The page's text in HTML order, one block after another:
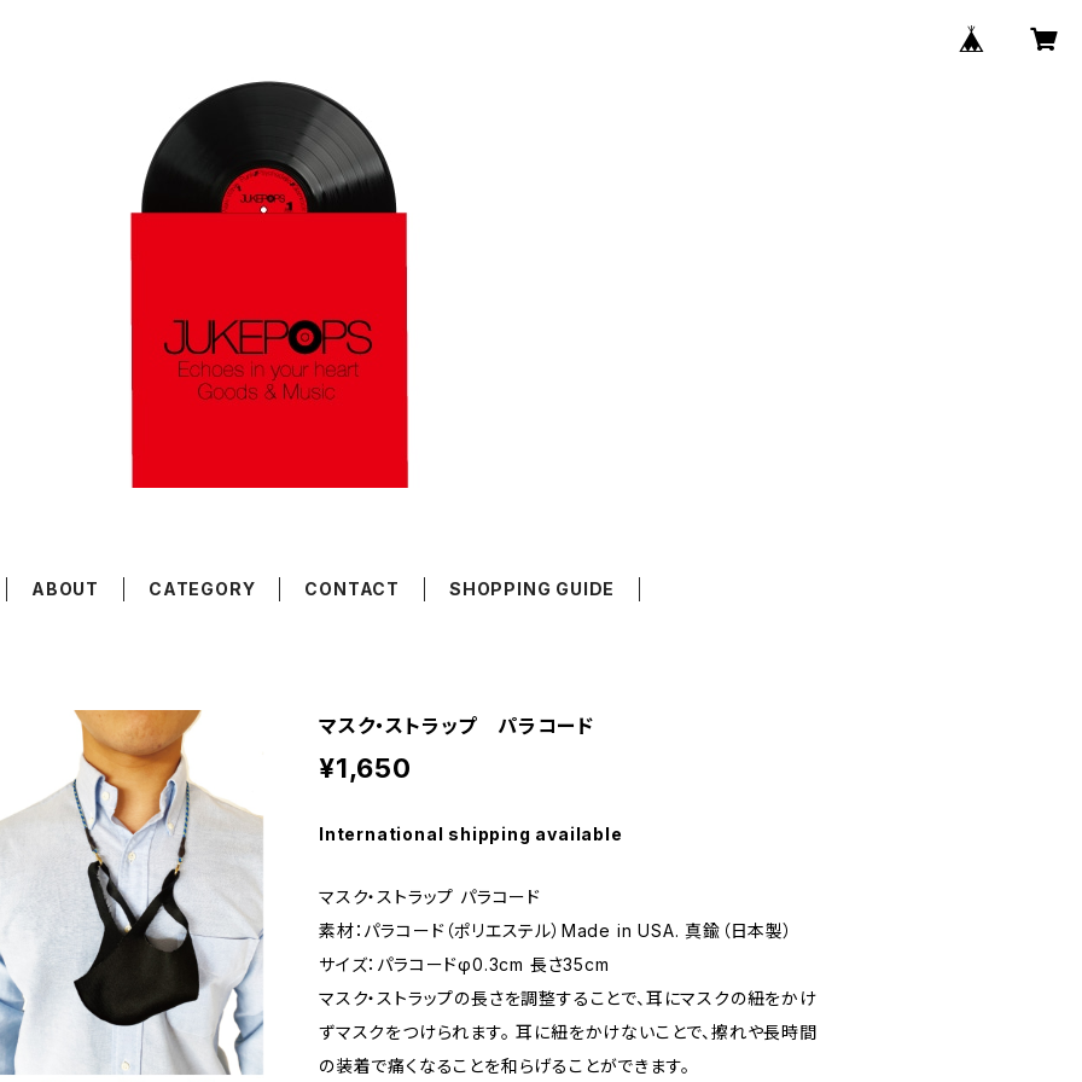
ABOUT CATEGORY CONTACT SHOPPING GUIDE
マスク・ストラップ パラコード
¥1,650
International shipping available
マスク・ストラップ パラコード
素材：パラコード（ポリエステル）Made in USA. 真鍮（日本製）
サイズ：パラコードφ0.3cm 長さ35cm
マスク・ストラップの長さを調整することで、耳にマスクの紐をかけ
ずマスクをつけられます。 耳に紐をかけないことで、擦れや長時間
の装着で痛くなることを和らげることができます。